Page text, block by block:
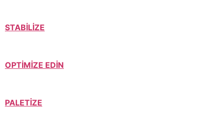
STABİLİZE
OPTİMİZE EDİN
PALETİZE